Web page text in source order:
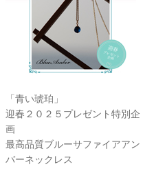
「青い琥珀」
迎春２０２５プレゼント特別企
画
最高品質ブルーサファイアアン
バーネックレス